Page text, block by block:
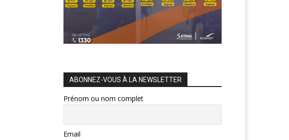
ABONNEZ-VOUS À LA NEWSLETTER
Prénom ou nom complet
Email